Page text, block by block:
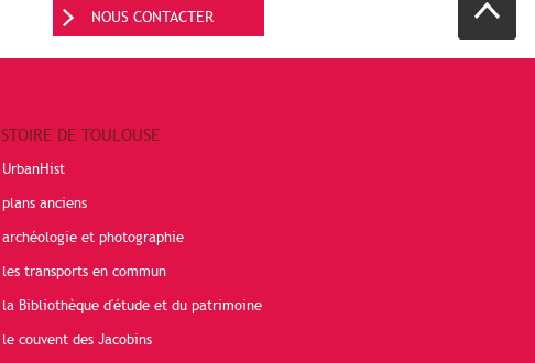
NOUS CONTACTER
DE TOULOUSE
UrbanHist
plans anciens
archéologie et photographie
les transports en commun
la Bibliothèque d'étude et du patrimoine
le couvent des Jacobins